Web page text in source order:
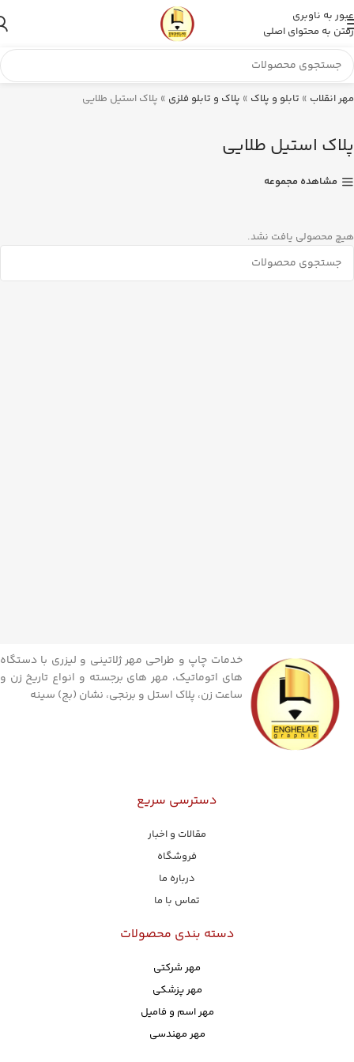
عبور به ناوبری
رفتن به محتوای اصلی
مهر انقلاب » تابلو و پلاک » پلاک و تابلو فلزی » پلاک استیل طلایی
پلاک استیل طلایی
مشاهده مجموعه
هیچ محصولی یافت نشد.
خدمات چاپ و طراحی مهر ژلاتینی و لیزری با دستگاه
های اتوماتیک، مهر های برجسته و انواع تاریخ زن و
ساعت زن، پلاک استل و برنجی، نشان (بج) سینه
دسترسی سریع
مقالات و اخبار
فروشگاه
درباره ما
تماس با ما
دسته بندی محصولات
مهر شرکتی
مهر پزشکی
مهر اسم و فامیل
مهر مهندسی